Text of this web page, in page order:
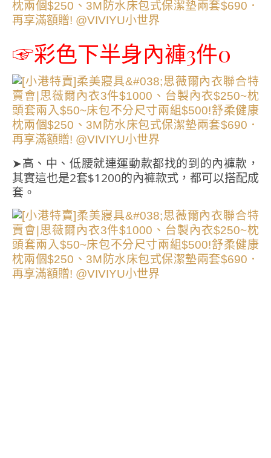
☞彩色下半身內褲3件0
➤高、中、低腰就連運動款都找的到的內褲款，
其實這也是2套$1200的內褲款式，都可以搭配成
套。